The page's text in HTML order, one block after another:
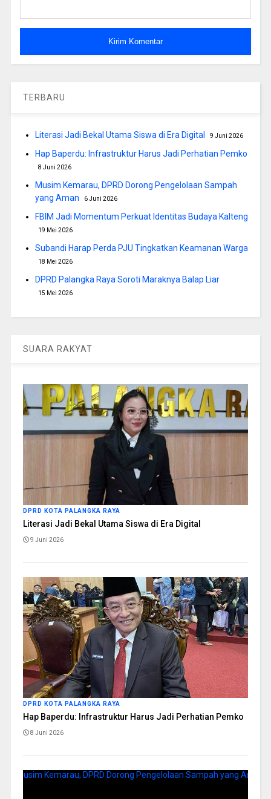
TERBARU
Literasi Jadi Bekal Utama Siswa di Era Digital 9 Juni 2026
Hap Baperdu: Infrastruktur Harus Jadi Perhatian Pemko
8 Juni 2026
Musim Kemarau, DPRD Dorong Pengelolaan Sampah
yang Aman
6 Juni 2026
FBIM Jadi Momentum Perkuat Identitas Budaya Kalteng
19 Mei 2026
Subandi Harap Perda PJU Tingkatkan Keamanan Warga
18 Mei 2026
DPRD Palangka Raya Soroti Maraknya Balap Liar
15 Mei 2026
SUARA RAKYAT
DPRD KOTA PALANGKA RAYA
Literasi Jadi Bekal Utama Siswa di Era Digital
9 Juni 2026
DPRD KOTA PALANGKA RAYA
Hap Baperdu: Infrastruktur Harus Jadi Perhatian Pemko
8 Juni 2026